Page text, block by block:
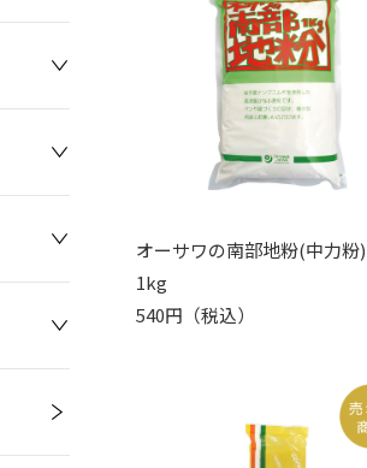
オーサワの南部地粉(中力粉)
1kg
540円（税込）